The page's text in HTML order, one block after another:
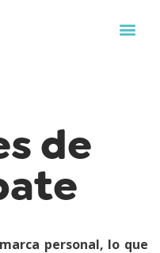
de
personal, lo que